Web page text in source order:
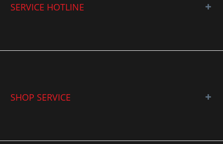
SERVICE HOTLINE
SHOP SERVICE